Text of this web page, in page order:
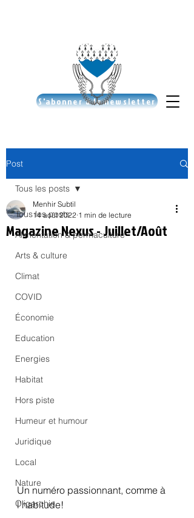
S'abonner à la newsletter
Post
Tous les posts
Alimentation & permaculture
Arts & culture
Climat
COVID
Économie
Education
Energies
Habitat
Hors piste
Humeur et humour
Juridique
Local
Nature
Oligarchie
Tous les posts
Magazine Nexus - Juillet/Août
Menhir Subtil
14 août 2022 1 min de lecture
Un numéro passionnant, comme à
l’habitude!